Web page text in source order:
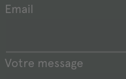
Email
Votre message